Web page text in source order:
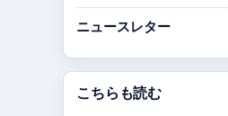
ニュースレター
こちらも読む